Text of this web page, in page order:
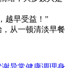
越早受益！”
从一顿清淡早餐